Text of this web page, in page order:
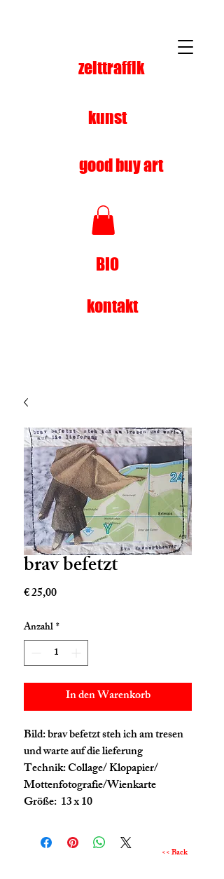
kunst
zeittraffik
good buy art
BIO
kontakt
brav befetzt
€ 25,00Preis
Anzahl*
In den Warenkorb
Bild: brav befetzt steh ich am tresen
und warte auf die lieferung
Technik: Collage/ Klopapier/
Mottenfotografie/Wienkarte
Größe: 13 x 10
<< Back